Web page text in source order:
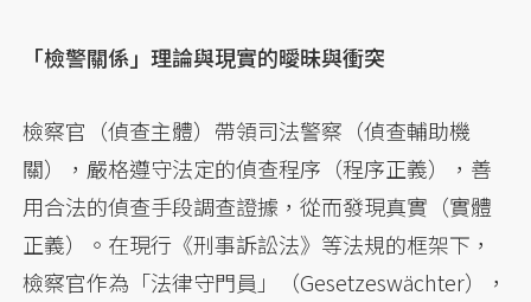
「檢警關係」理論與現實的曖昧與衝突
檢察官（偵查主體）帶領司法警察（偵查輔助機
關），嚴格遵守法定的偵查程序（程序正義），善
用合法的偵查手段調查證據，從而發現真實（實體
正義）。在現行《刑事訴訟法》等法規的框架下，
檢察官作為「法律守門員」（Gesetzeswächter），